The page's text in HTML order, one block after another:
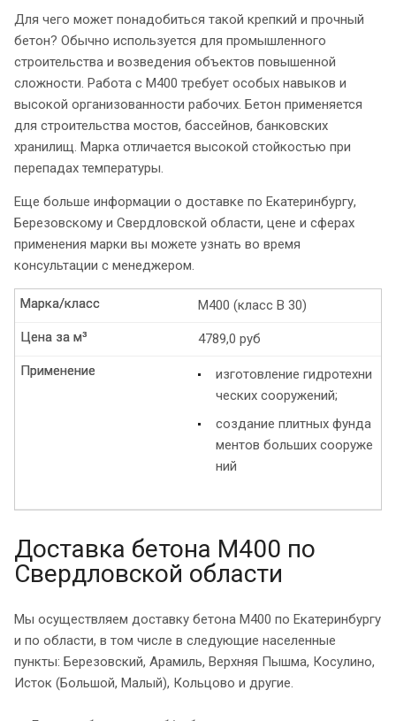
Для чего может понадобиться такой крепкий и прочный
бетон? Обычно используется для промышленного
строительства и возведения объектов повышенной
сложности. Работа с М400 требует особых навыков и
высокой организованности рабочих. Бетон применяется
для строительства мостов, бассейнов, банковских
хранилищ. Марка отличается высокой стойкостью при
перепадах температуры.
Еще больше информации о доставке по Екатеринбургу,
Березовскому и Свердловской области, цене и сферах
применения марки вы можете узнать во время
консультации с менеджером.
М400 (класс B 30)
Марка/класс
Марка/класс
4789,0 руб
Цена за м³
Цена за м³
изготовление гидротехни
ческих сооружений;
создание плитных фунда
ментов больших сооруже
ний
Применение
Применение
Доставка бетона М400 по
Свердловской области
Мы осуществляем доставку бетона М400 по Екатеринбургу
и по области, в том числе в следующие населенные
пункты: Березовский, Арамиль, Верхняя Пышма, Косулино,
Исток (Большой, Малый), Кольцово и другие.